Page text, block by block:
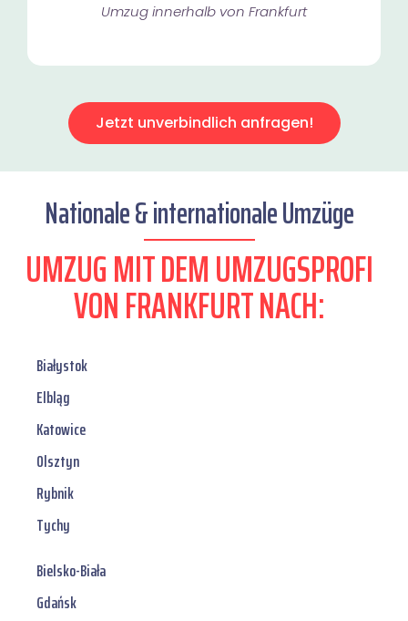
Umzug innerhalb von Frankfurt​
Jetzt unverbindlich anfragen!
Nationale & internationale Umzüge
UMZUG MIT DEM UMZUGSPROFI
VON FRANKFURT NACH:
Białystok
Elbląg
Katowice
Olsztyn
Rybnik
Tychy
Bielsko-Biała
Gdańsk